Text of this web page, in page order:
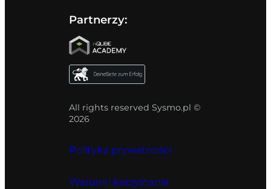
Partnerzy:
All rights reserved Sysmo.pl ©
2026
Polityka prywatności
Warunki korzystania